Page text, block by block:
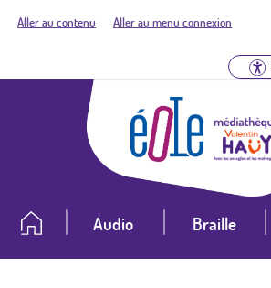
Aller au contenu Aller au menu connexion
Audio Braille